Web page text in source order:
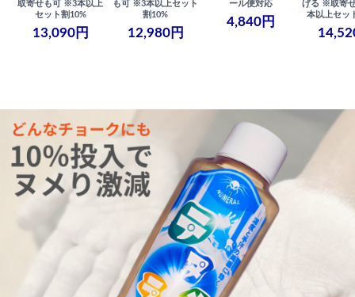
取寄せも可 ※3本以上
セット割10%
13,090円
も可 ※3本以上セット
割10%
12,980円
ール便対応
4,840円
げる ※取寄
本以上セッ